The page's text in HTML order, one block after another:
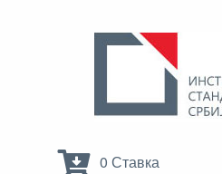
0 Ставка